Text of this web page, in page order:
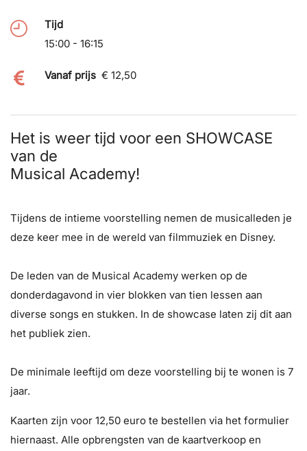
Tijd
15:00 - 16:15
Vanaf prijs € 12,50
Het is weer tijd voor een SHOWCASE
van de
Musical Academy!
Tijdens de intieme voorstelling nemen de musicalleden je
deze keer mee in de wereld van filmmuziek en Disney.
De leden van de Musical Academy werken op de
donderdagavond in vier blokken van tien lessen aan
diverse songs en stukken. In de showcase laten zij dit aan
het publiek zien.
De minimale leeftijd om deze voorstelling bij te wonen is 7
jaar.
Kaarten zijn voor 12,50 euro te bestellen via het formulier
hiernaast. Alle opbrengsten van de kaartverkoop en